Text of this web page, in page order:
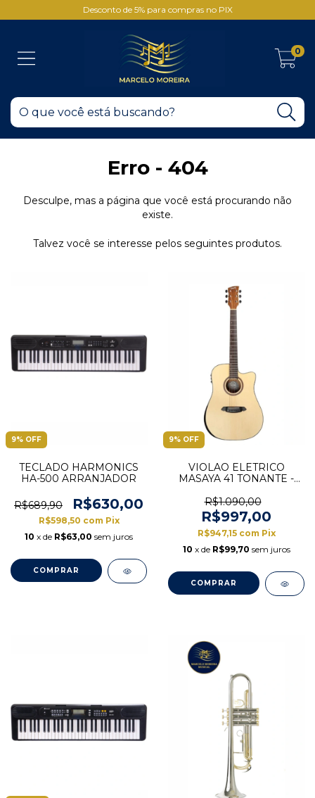
Desconto de 5% para compras no PIX
0
Erro - 404
Desculpe, mas a página que você está procurando não
existe.
Talvez você se interesse pelos seguintes produtos.
9% OFF
TECLADO HARMONICS
HA-500 ARRANJADOR
R$689,90 R$630,00
R$598,50 com Pix
10 x de R$63,00 sem juros
9% OFF
VIOLAO ELETRICO
MASAYA 41 TONANTE -
ACABAMENTO FOSCO -
EQ 3 BANDAS -
TVMS1954
R$1.090,00
R$997,00
R$947,15 com Pix
10 x de R$99,70 sem juros